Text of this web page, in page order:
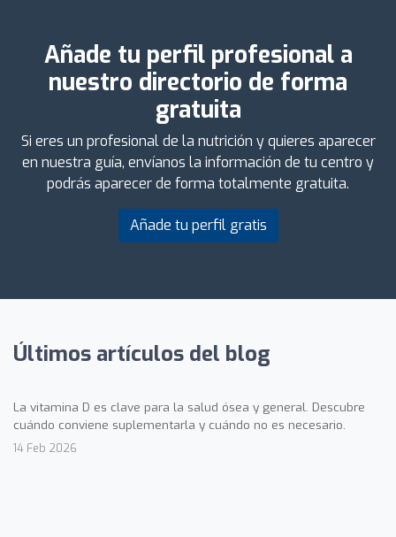
Añade tu perfil profesional a
nuestro directorio de forma
gratuita
Si eres un profesional de la nutrición y quieres aparecer
en nuestra guía, envíanos la información de tu centro y
podrás aparecer de forma totalmente gratuita.
Añade tu perfil gratis
Últimos artículos del blog
La vitamina D es clave para la salud ósea y general. Descubre
cuándo conviene suplementarla y cuándo no es necesario.
14 Feb 2026